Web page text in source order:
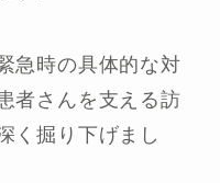
急時の具体的な対
者さんを支える訪
く掘り下げまし